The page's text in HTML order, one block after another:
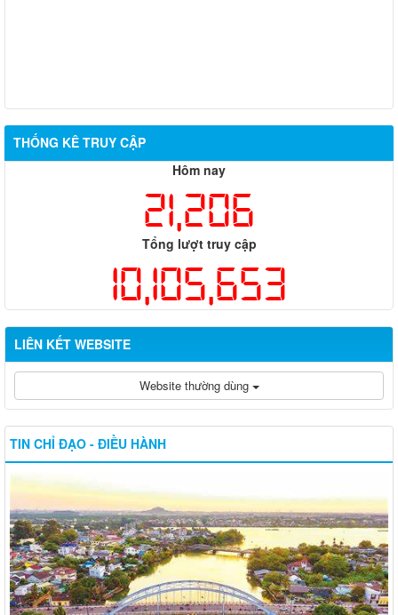
THỐNG KÊ TRUY CẬP
Hôm nay
21,206
Tổng lượt truy cập
10,105,653
LIÊN KẾT WEBSITE
Website thường dùng
TIN CHỈ ĐẠO - ĐIỀU HÀNH